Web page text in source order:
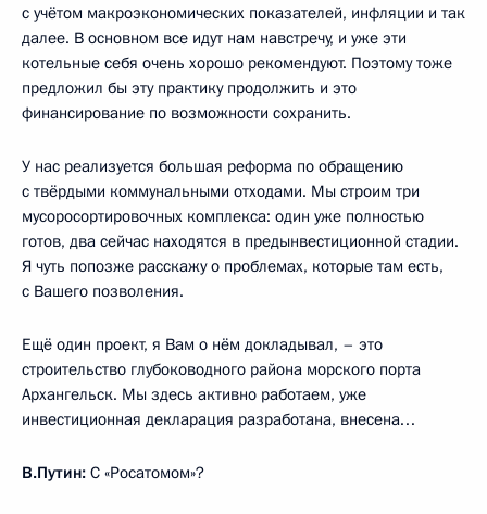
с учётом макроэкономических показателей, инфляции и так
далее. В основном все идут нам навстречу, и уже эти
котельные себя очень хорошо рекомендуют. Поэтому тоже
предложил бы эту практику продолжить и это
финансирование по возможности сохранить.
У нас реализуется большая реформа по обращению
с твёрдыми коммунальными отходами. Мы строим три
мусоросортировочных комплекса: один уже полностью
готов, два сейчас находятся в предынвестиционной стадии.
Я чуть попозже расскажу о проблемах, которые там есть,
с Вашего позволения.
Ещё один проект, я Вам о нём докладывал, – это
строительство глубоководного района морского порта
Архангельск. Мы здесь активно работаем, уже
инвестиционная декларация разработана, внесена…
В.Путин: С «Росатомом»?